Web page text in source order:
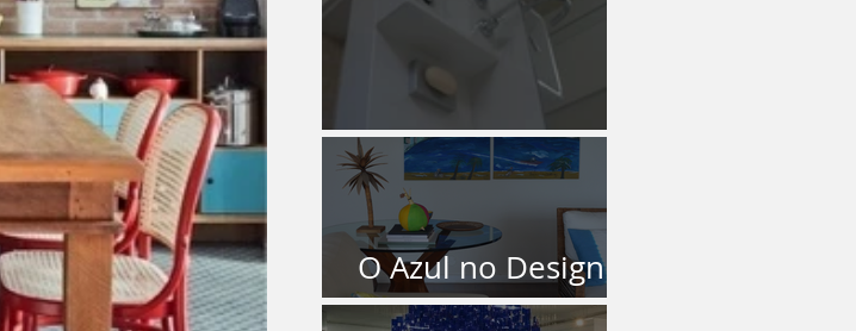
O Banheiro
O Azul no Design
de Interiores